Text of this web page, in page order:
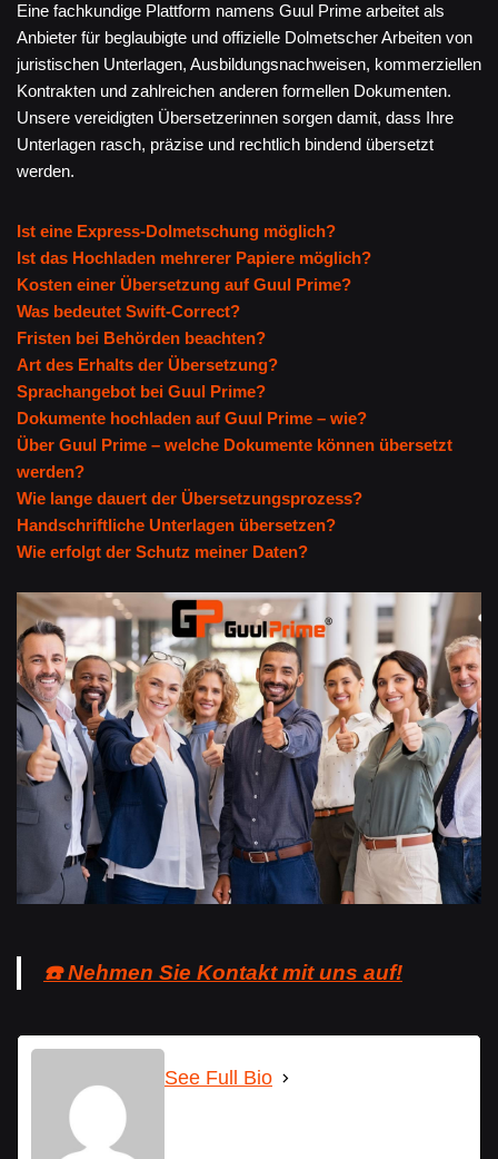
Eine fachkundige Plattform namens Guul Prime arbeitet als
Anbieter für beglaubigte und offizielle Dolmetscher Arbeiten von
juristischen Unterlagen, Ausbildungsnachweisen, kommerziellen
Kontrakten und zahlreichen anderen formellen Dokumenten.
Unsere vereidigten Übersetzerinnen sorgen damit, dass Ihre
Unterlagen rasch, präzise und rechtlich bindend übersetzt
werden.
Ist eine Express-Dolmetschung möglich?
Ist das Hochladen mehrerer Papiere möglich?
Kosten einer Übersetzung auf Guul Prime?
Was bedeutet Swift-Correct?
Fristen bei Behörden beachten?
Art des Erhalts der Übersetzung?
Sprachangebot bei Guul Prime?
Dokumente hochladen auf Guul Prime – wie?
Über Guul Prime – welche Dokumente können übersetzt
werden?
Wie lange dauert der Übersetzungsprozess?
Handschriftliche Unterlagen übersetzen?
Wie erfolgt der Schutz meiner Daten?
☎️ Nehmen Sie Kontakt mit uns auf!
See Full Bio